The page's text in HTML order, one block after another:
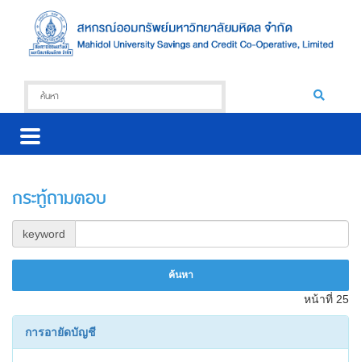
กระทู้ถามตอบ
keyword
หน้าที่ 25
การอายัดบัญชี